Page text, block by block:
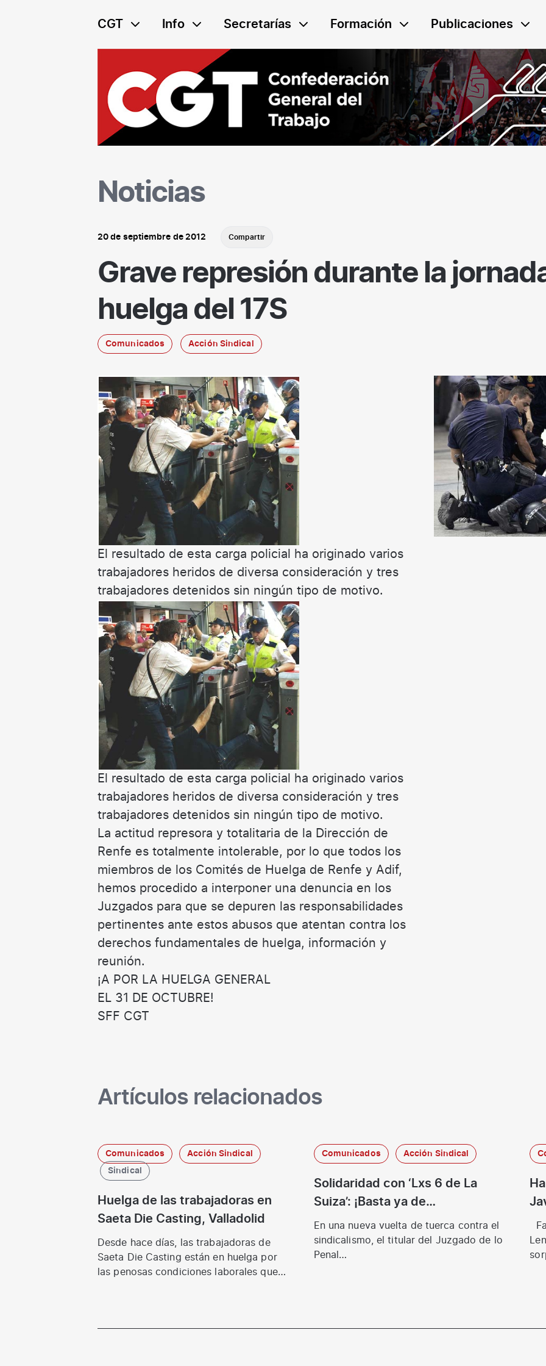
al
CGT Info Secretarías Formación Publicaciones
Noticias
20 de septiembre de 2012 Compartir
Grave represión durante la
huelga del 17S
Comunicados Acción Sindical
El resultado de esta carga policial ha originado varios
trabajadores heridos de diversa consideración y tres
trabajadores detenidos sin ningún tipo de motivo.
El resultado de esta carga policial ha originado varios
trabajadores heridos de diversa consideración y tres
trabajadores detenidos sin ningún tipo de motivo.
La actitud represora y totalitaria de la Dirección de
Renfe es totalmente intolerable, por lo que todos los
miembros de los Comités de Huelga de Renfe y Adif,
hemos procedido a interponer una denuncia en los
Juzgados para que se depuren las responsabilidades
pertinentes ante estos abusos que atentan contra los
derechos fundamentales de huelga, información y
reunión.
¡A POR LA HUELGA GENERAL
EL 31 DE OCTUBRE!
SFF CGT
Artículos relacionados
Comunicados
Acción Sindical
Sindical
Huelga de las trabajadoras en
Saeta Die Casting, Valladolid
Desde hace días, las trabajadoras de
Saeta Die Casting están en huelga por
las penosas condiciones laborales que
Comunicados Acción Sindical
Solidaridad con ‘Lxs 6 de La
Suiza’: ¡Basta ya de
persecución! ¡Hacer
sindicalismo no es delito!
En una nueva vuelta de tuerca contra el
sindicalismo, el titular del Juzgado de lo
Penal…